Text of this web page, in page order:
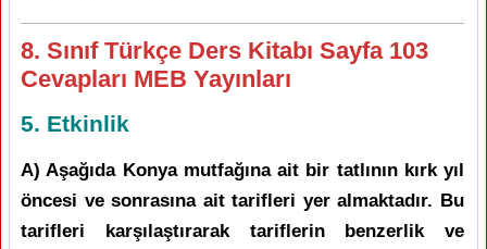
8. Sınıf Türkçe Ders Kitabı Sayfa 103
Cevapları MEB Yayınları
5. Etkinlik
A) Aşağıda Konya mutfağına ait bir tatlının kırk yıl
öncesi ve sonrasına ait tarifleri yer almaktadır. Bu
tarifleri karşılaştırarak tariflerin benzerlik ve